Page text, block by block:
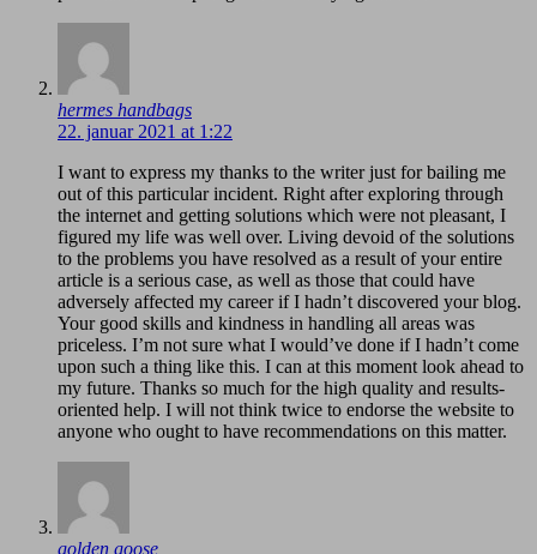
hermes handbags
22. januar 2021 at 1:22
I want to express my thanks to the writer just for bailing me
out of this particular incident. Right after exploring through
the internet and getting solutions which were not pleasant, I
figured my life was well over. Living devoid of the solutions
to the problems you have resolved as a result of your entire
article is a serious case, as well as those that could have
adversely affected my career if I hadn’t discovered your blog.
Your good skills and kindness in handling all areas was
priceless. I’m not sure what I would’ve done if I hadn’t come
upon such a thing like this. I can at this moment look ahead to
my future. Thanks so much for the high quality and results-
oriented help. I will not think twice to endorse the website to
anyone who ought to have recommendations on this matter.
golden goose